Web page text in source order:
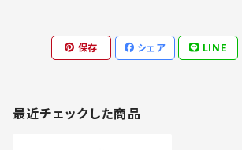
保存 シェア LINE
最近チェックした商品